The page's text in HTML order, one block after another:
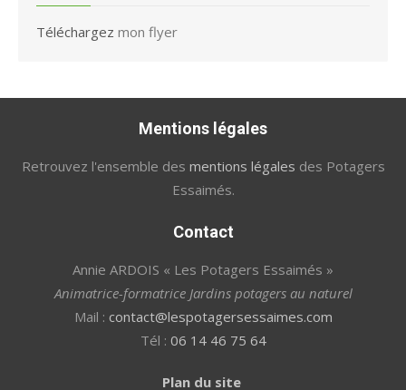
Téléchargez mon flyer
Mentions légales
Retrouvez l'ensemble des mentions légales des Potagers
Essaimés.
Contact
Annie ARDOIS « Les Potagers Essaimés »
Animatrice-formatrice Jardins potagers au naturel
Mail : contact@lespotagersessaimes.com
Tél : 06 14 46 75 64
Plan du site